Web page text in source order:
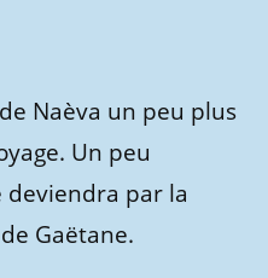
Naèva un peu plus
Un peu
deviendra par la
Gaëtane.